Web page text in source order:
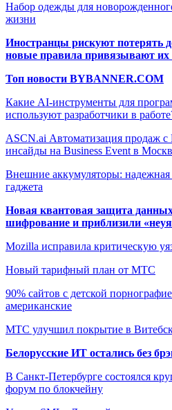
Набор одежды для
жизни
Иностранцы рискуют потерять
новые правила привязывают их
Топ новости BYBANNER.COM
Какие AI-инструменты для
используют разработчики в
ASCN.ai Автоматизация продаж
инсайды на Business Event в
Внешние аккумуляторы: надежная
гаджета
Новая квантовая защита
шифрование и приблизили
Mozilla исправила критическую
Новый тарифный план от МТС
90% сайтов с детской
американские
МТС улучшил покрытие в
Белорусские ИТ остались без
В Санкт-Петербурге состоялся
форум по блокчейну